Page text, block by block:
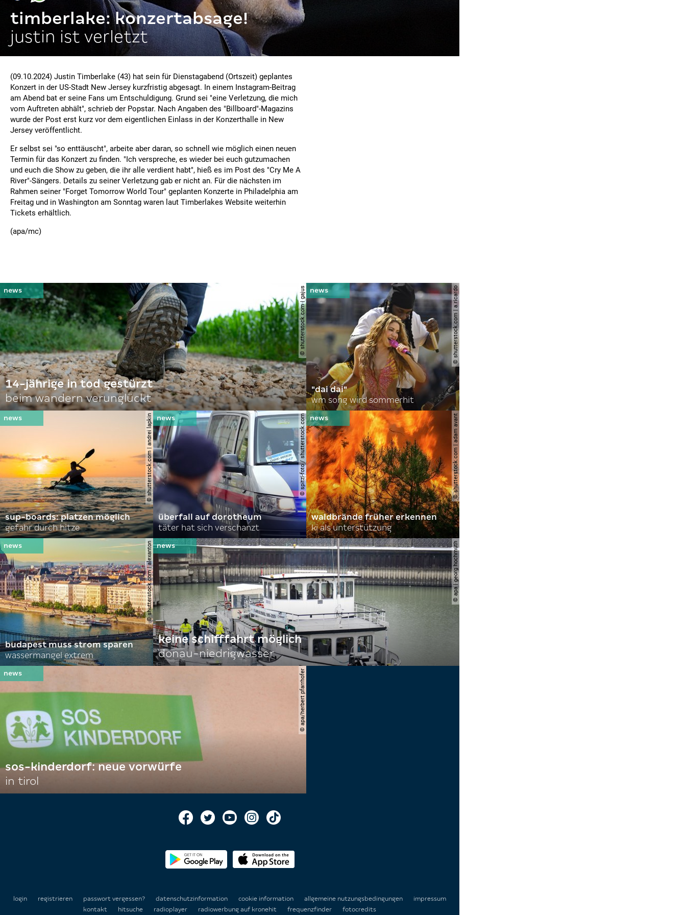
timberlake: konzertabsage!
justin ist verletzt
(09.10.2024) Justin Timberlake (43) hat sein für Dienstagabend (Ortszeit) geplantes
Konzert in der US-Stadt New Jersey kurzfristig abgesagt. In einem Instagram-Beitrag
am Abend bat er seine Fans um Entschuldigung. Grund sei "eine Verletzung, die mich
vom Auftreten abhält", schrieb der Popstar. Nach Angaben des "Billboard"-Magazins
wurde der Post erst kurz vor dem eigentlichen Einlass in der Konzerthalle in New
Jersey veröffentlicht.
Er selbst sei "so enttäuscht", arbeite aber daran, so schnell wie möglich einen neuen
Termin für das Konzert zu finden. "Ich verspreche, es wieder bei euch gutzumachen
und euch die Show zu geben, die ihr alle verdient habt", hieß es im Post des "Cry Me A
River"-Sängers. Details zu seiner Verletzung gab er nicht an. Für die nächsten im
Rahmen seiner "Forget Tomorrow World Tour" geplanten Konzerte in Philadelphia am
Freitag und in Washington am Sonntag waren laut Timberlakes Website weiterhin
Tickets erhältlich.
(apa/mc)
© shutterstock.com | gajus
14-jährige in tod gestürzt
beim wandern verunglückt
© shutterstock.com | a.ricardo
"dai dai"
wm song wird sommerhit
© shutterstock.com | andrei lapkin
sup-boards: platzen möglich
gefahr durch hitze
© spitzi-foto / shutterstock.com
überfall auf dorotheum
täter hat sich verschanzt
© shutterstock.com | adam avant
waldbrände früher erkennen
ki als unterstützung
© shutterstock.com | alexanton
budapest muss strom sparen
wassermangel extrem
© apa | georg hochmuth
keine schifffahrt möglich
donau-niedrigwasser
© apa/herbert pfarrhofer
sos-kinderdorf: neue vorwürfe
in tirol
login registrieren passwort vergessen? datenschutzinformation cookie information allgemeine nutzungsbedingungen
impressum
kontakt
hitsuche radioplayer radiowerbung auf kronehit frequenzfinder fotocredits